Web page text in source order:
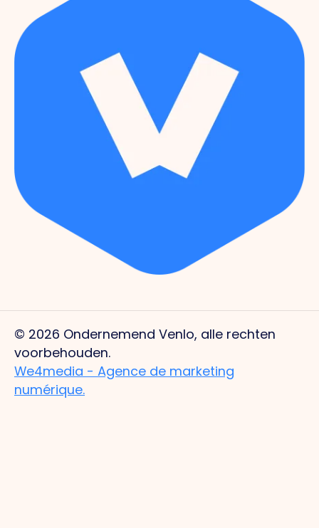
© 2026 Ondernemend Venlo, alle rechten
voorbehouden.
We4media - Agence de marketing
numérique.